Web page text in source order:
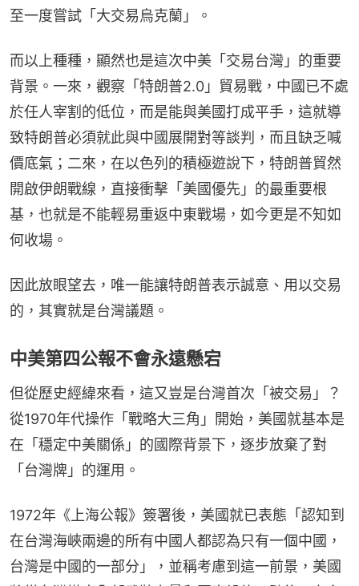
至一度嘗試「大交易烏克蘭」。
而以上種種，顯然也是這次中美「交易台灣」的重要
背景。一來，觀察「特朗普2.0」貿易戰，中國已不處
於任人宰割的低位，而是能與美國打成平手，這就導
致特朗普必須就此與中國展開對等談判，而且缺乏喊
價底氣；二來，在以色列的積極遊說下，特朗普貿然
開啟伊朗戰線，直接衝擊「美國優先」的最重要根
基，也就是不能輕易重返中東戰場，如今更是不知如
何收場。
因此放眼望去，唯一能讓特朗普表示誠意、用以交易
的，其實就是台灣議題。
中美第四公報不會永遠懸宕
但從歷史經緯來看，這又豈是台灣首次「被交易」？
從1970年代操作「戰略大三角」開始，美國就基本是
在「穩定中美關係」的國際背景下，逐步放棄了對
「台灣牌」的運用。
1972年《上海公報》簽署後，美國就已表態「認知到
在台灣海峽兩邊的所有中國人都認為只有一個中國，
台灣是中國的一部分」，並稱考慮到這一前景，美國